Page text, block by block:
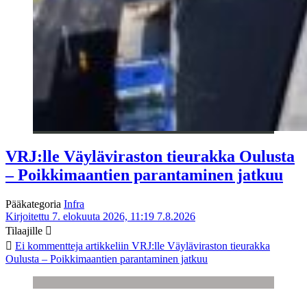
VRJ:lle Väyläviraston tieurakka Oulusta
– Poikkimaantien parantaminen jatkuu
Pääkategoria Infra
Kirjoitettu 7. elokuuta 2026, 11:19 7.8.2026
Tilaajille
Ei kommentteja artikkeliin VRJ:lle Väyläviraston tieurakka
Oulusta – Poikkimaantien parantaminen jatkuu